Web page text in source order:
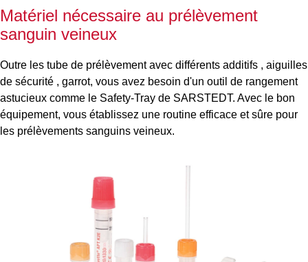
Matériel nécessaire au prélèvement
sanguin veineux
Outre les tube de prélèvement avec différents additifs , aiguilles
de sécurité , garrot, vous avez besoin d'un outil de rangement
astucieux comme le Safety-Tray de SARSTEDT. Avec le bon
équipement, vous établissez une routine efficace et sûre pour
les prélèvements sanguins veineux.